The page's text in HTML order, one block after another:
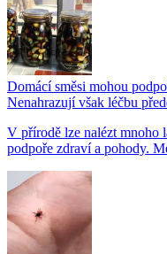
Domácí směsi mohou
Nenahrazují však léčbu
V přírodě lze nalézt mnoho
podpoře zdraví a pohody.